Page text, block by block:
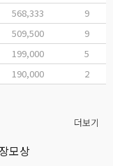
568,333
9
509,500
9
199,000
5
190,000 2
더보기
모상